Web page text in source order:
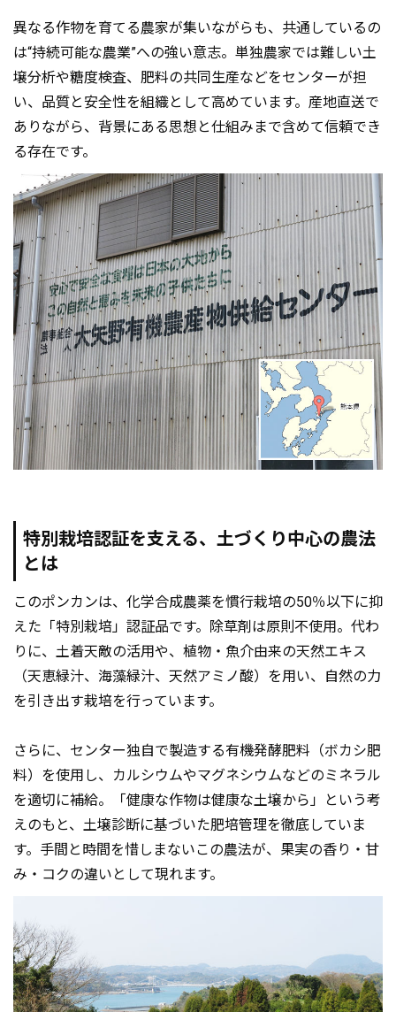
異なる作物を育てる農家が集いながらも、共通しているの
は“持続可能な農業”への強い意志。単独農家では難しい土
壌分析や糖度検査、肥料の共同生産などをセンターが担
い、品質と安全性を組織として高めています。産地直送で
ありながら、背景にある思想と仕組みまで含めて信頼でき
る存在です。
特別栽培認証を支える、土づくり中心の農法
とは
このポンカンは、化学合成農薬を慣行栽培の50％以下に抑
えた「特別栽培」認証品です。除草剤は原則不使用。代わ
りに、土着天敵の活用や、植物・魚介由来の天然エキス
（天恵緑汁、海藻緑汁、天然アミノ酸）を用い、自然の力
を引き出す栽培を行っています。
さらに、センター独自で製造する有機発酵肥料（ボカシ肥
料）を使用し、カルシウムやマグネシウムなどのミネラル
を適切に補給。「健康な作物は健康な土壌から」という考
えのもと、土壌診断に基づいた肥培管理を徹底していま
す。手間と時間を惜しまないこの農法が、果実の香り・甘
み・コクの違いとして現れます。